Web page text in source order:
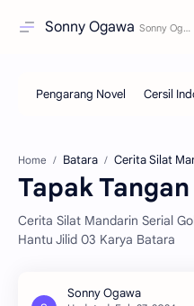
Sonny Ogawa
Home Batara Cerita Silat
Tapak
Cerita Silat Mandarin Serial
Hantu Jilid 03 Karya Batara